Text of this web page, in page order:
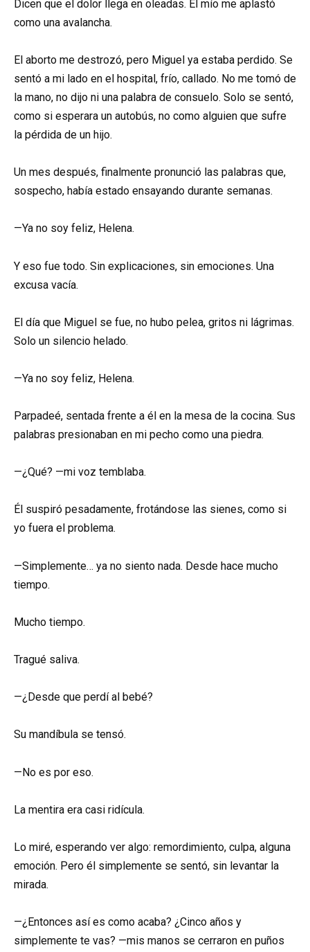
Dicen que el dolor llega en oleadas. El mío me aplastó
como una avalancha.
El aborto me destrozó, pero Miguel ya estaba perdido. Se
sentó a mi lado en el hospital, frío, callado. No me tomó de
la mano, no dijo ni una palabra de consuelo. Solo se sentó,
como si esperara un autobús, no como alguien que sufre
la pérdida de un hijo.
Un mes después, finalmente pronunció las palabras que,
sospecho, había estado ensayando durante semanas.
—Ya no soy feliz, Helena.
Y eso fue todo. Sin explicaciones, sin emociones. Una
excusa vacía.
El día que Miguel se fue, no hubo pelea, gritos ni lágrimas.
Solo un silencio helado.
—Ya no soy feliz, Helena.
Parpadeé, sentada frente a él en la mesa de la cocina. Sus
palabras presionaban en mi pecho como una piedra.
—¿Qué? —mi voz temblaba.
Él suspiró pesadamente, frotándose las sienes, como si
yo fuera el problema.
—Simplemente… ya no siento nada. Desde hace mucho
tiempo.
Mucho tiempo.
Tragué saliva.
—¿Desde que perdí al bebé?
Su mandíbula se tensó.
—No es por eso.
La mentira era casi ridícula.
Lo miré, esperando ver algo: remordimiento, culpa, alguna
emoción. Pero él simplemente se sentó, sin levantar la
mirada.
—¿Entonces así es como acaba? ¿Cinco años y
simplemente te vas? —mis manos se cerraron en puños